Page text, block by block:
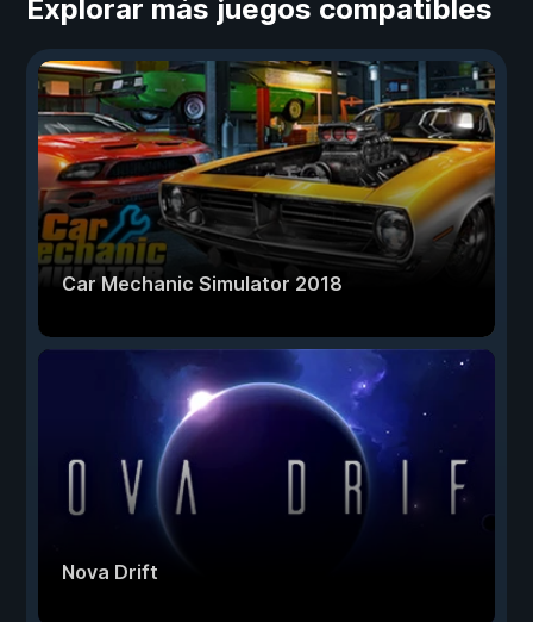
Explorar más juegos compatibles
Car Mechanic Simulator 2018
Nova Drift